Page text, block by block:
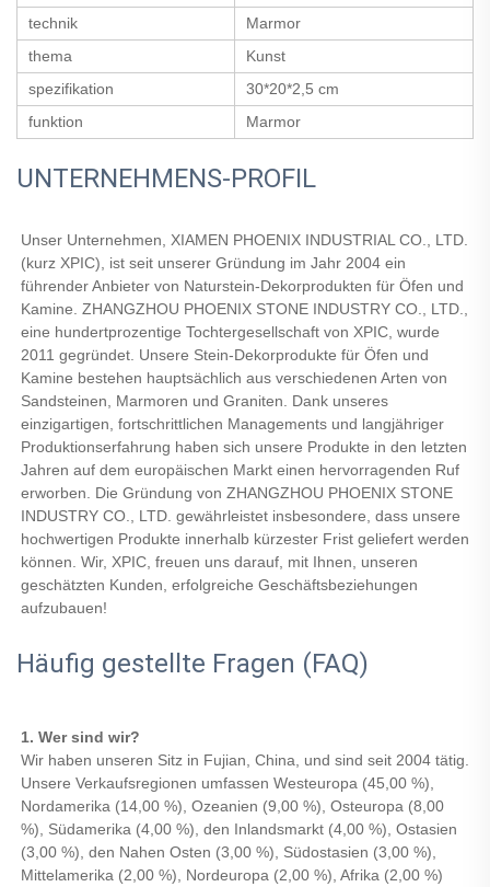
technik
Marmor
thema
Kunst
spezifikation
30*20*2,5 cm
funktion
Marmor
UNTERNEHMENS-PROFIL
Unser Unternehmen, XIAMEN PHOENIX INDUSTRIAL CO., LTD.
(kurz XPIC), ist seit unserer Gründung im Jahr 2004 ein
führender Anbieter von Naturstein-Dekorprodukten für Öfen und
Kamine. ZHANGZHOU PHOENIX STONE INDUSTRY CO., LTD.,
eine hundertprozentige Tochtergesellschaft von XPIC, wurde
2011 gegründet. Unsere Stein-Dekorprodukte für Öfen und
Kamine bestehen hauptsächlich aus verschiedenen Arten von
Sandsteinen, Marmoren und Graniten. Dank unseres
einzigartigen, fortschrittlichen Managements und langjähriger
Produktionserfahrung haben sich unsere Produkte in den letzten
Jahren auf dem europäischen Markt einen hervorragenden Ruf
erworben. Die Gründung von ZHANGZHOU PHOENIX STONE
INDUSTRY CO., LTD. gewährleistet insbesondere, dass unsere
hochwertigen Produkte innerhalb kürzester Frist geliefert werden
können. Wir, XPIC, freuen uns darauf, mit Ihnen, unseren
geschätzten Kunden, erfolgreiche Geschäftsbeziehungen
aufzubauen!
Häufig gestellte Fragen (FAQ)
1. Wer sind wir?
Wir haben unseren Sitz in Fujian, China, und sind seit 2004 tätig.
Unsere Verkaufsregionen umfassen Westeuropa (45,00 %),
Nordamerika (14,00 %), Ozeanien (9,00 %), Osteuropa (8,00
%), Südamerika (4,00 %), den Inlandsmarkt (4,00 %), Ostasien
(3,00 %), den Nahen Osten (3,00 %), Südostasien (3,00 %),
Mittelamerika (2,00 %), Nordeuropa (2,00 %), Afrika (2,00 %)